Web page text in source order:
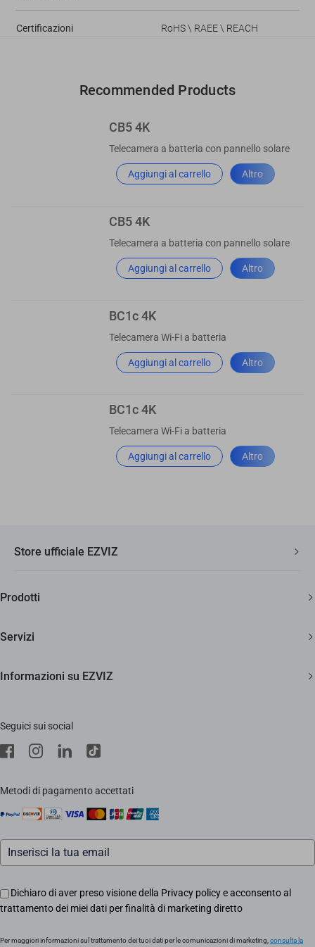
Certificazioni RoHS \ RAEE \ REACH
Recommended Products
CB5 4K
Telecamera a batteria con pannello solare
Aggiungi al carrello Altro
CB5 4K
Telecamera a batteria con pannello solare
Aggiungi al carrello Altro
BC1c 4K
Telecamera Wi-Fi a batteria
Aggiungi al carrello Altro
BC1c 4K
Telecamera Wi-Fi a batteria
Aggiungi al carrello Altro
Store ufficiale EZVIZ
Prodotti
Citofonia e Spioncini
Servizi
Supporto
Stores
Informazioni legali
Assistenza Motori Apricancello
Informazioni su EZVIZ
EZVIZ Green
EZVIZ CSR
Traccia il tuo ordine
Eventi
Seguici sui social
Metodi di pagamento accettati
Dichiaro di aver preso visione della Privacy policy e acconsento al
trattamento dei miei dati per finalità di marketing diretto
Per maggiori informazioni sul trattamento dei tuoi dati per le comunicazioni di marketing,consulta la